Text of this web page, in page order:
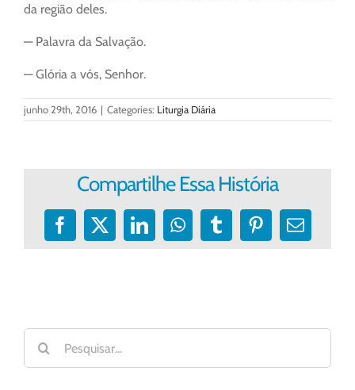
da região deles.
— Palavra da Salvação.
— Glória a vós, Senhor.
junho 29th, 2016 | Categories: Liturgia Diária
Compartilhe Essa História
Facebook
X LinkedInWhatsApp
TumblrPinterest
E-
Buscar
resultados
para: